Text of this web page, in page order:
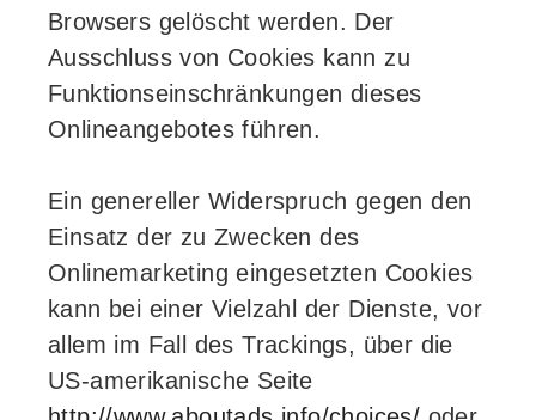
Browsers gelöscht werden. Der
Ausschluss von Cookies kann zu
Funktionseinschränkungen dieses
Onlineangebotes führen.
Ein genereller Widerspruch gegen den
Einsatz der zu Zwecken des
Onlinemarketing eingesetzten Cookies
kann bei einer Vielzahl der Dienste, vor
allem im Fall des Trackings, über die
US-amerikanische Seite